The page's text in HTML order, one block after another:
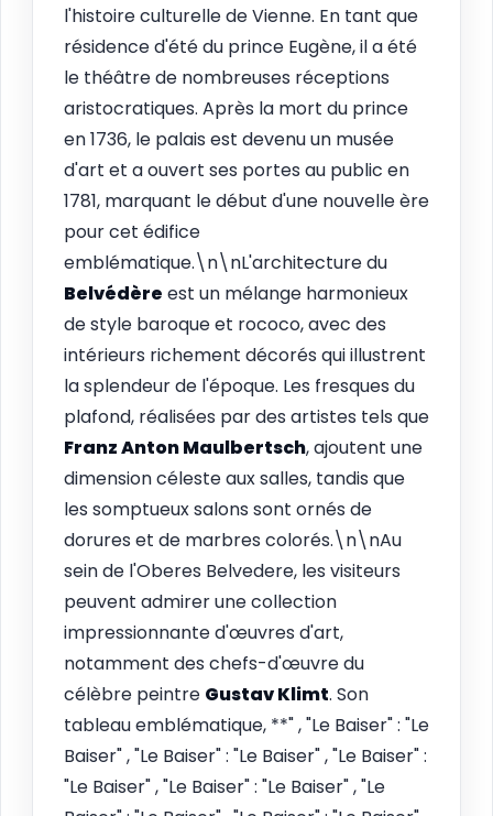
l'histoire culturelle de Vienne. En tant que
résidence d'été du prince Eugène, il a été
le théâtre de nombreuses réceptions
aristocratiques. Après la mort du prince
en 1736, le palais est devenu un musée
d'art et a ouvert ses portes au public en
1781, marquant le début d'une nouvelle ère
pour cet édifice
emblématique.\n\nL'architecture du
Belvédère est un mélange harmonieux
de style baroque et rococo, avec des
intérieurs richement décorés qui illustrent
la splendeur de l'époque. Les fresques du
plafond, réalisées par des artistes tels que
Franz Anton Maulbertsch, ajoutent une
dimension céleste aux salles, tandis que
les somptueux salons sont ornés de
dorures et de marbres colorés.\n\nAu
sein de l'Oberes Belvedere, les visiteurs
peuvent admirer une collection
impressionnante d'œuvres d'art,
notamment des chefs-d'œuvre du
célèbre peintre Gustav Klimt. Son
tableau emblématique, **" , "Le Baiser" : "Le
Baiser" , "Le Baiser" : "Le Baiser" , "Le Baiser" :
"Le Baiser" , "Le Baiser" : "Le Baiser" , "Le